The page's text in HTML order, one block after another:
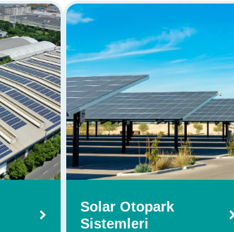
Solar Otopark
Sistemleri